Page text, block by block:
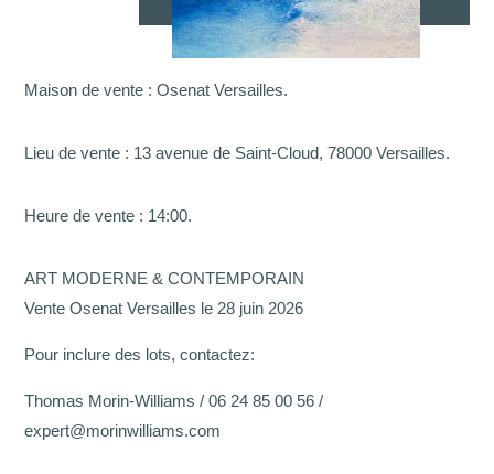
Maison de vente : Osenat Versailles.
Lieu de vente : 13 avenue de Saint-Cloud, 78000 Versailles.
Heure de vente : 14:00.
ART MODERNE & CONTEMPORAIN
Vente Osenat Versailles le 28 juin 2026
Pour inclure des lots, contactez:
Thomas Morin-Williams / 06 24 85 00 56 /
expert@morinwilliams.com